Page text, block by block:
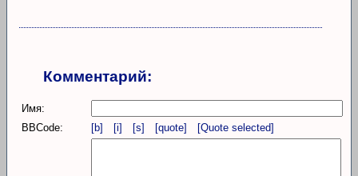
Комментарий:
Имя:
BBCode:
[b] [i] [s] [quote] [Quote selected]